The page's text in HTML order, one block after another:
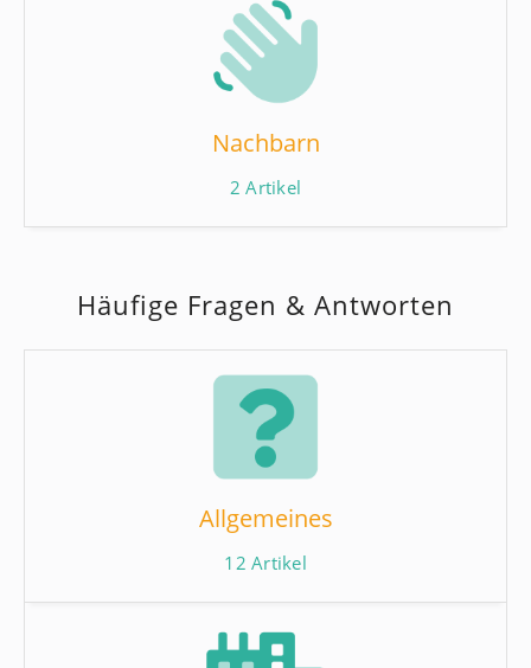
Nachbarn
2 Artikel
Häufige Fragen & Antworten
Allgemeines
12 Artikel